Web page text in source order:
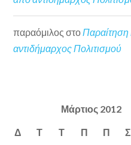
παραόμιλος στο
αντιδήμαρχος Πολιτισμού
Μάρτιος 2012
Δ Τ Τ Π Π Σ